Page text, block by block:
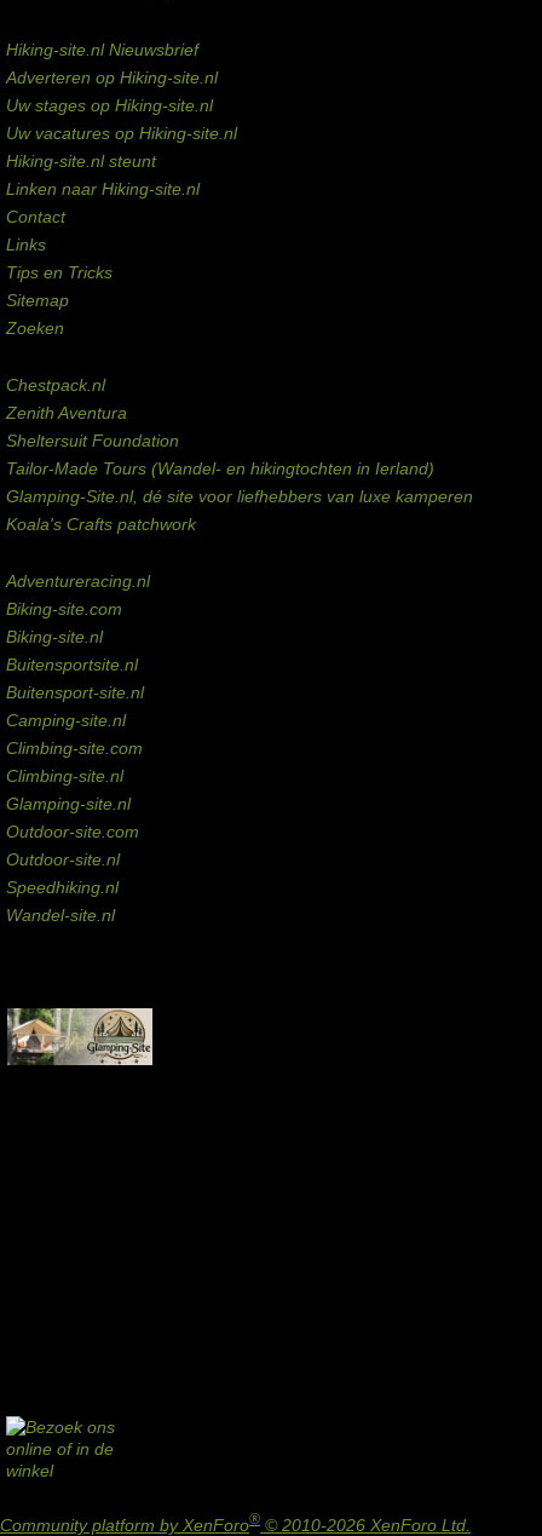
Hiking-site.nl Nieuwsbrief
Adverteren op Hiking-site.nl
Uw stages op Hiking-site.nl
Uw vacatures op Hiking-site.nl
Hiking-site.nl steunt
Linken naar Hiking-site.nl
Contact
Links
Tips en Tricks
Sitemap
Zoeken
Chestpack.nl
Zenith Aventura
Sheltersuit Foundation
Tailor-Made Tours (Wandel- en hikingtochten in Ierland)
Glamping-Site.nl, dé site voor liefhebbers van luxe kamperen
Koala's Crafts patchwork
Adventureracing.nl
Biking-site.com
Biking-site.nl
Buitensportsite.nl
Buitensport-site.nl
Camping-site.nl
Climbing-site.com
Climbing-site.nl
Glamping-site.nl
Outdoor-site.com
Outdoor-site.nl
Speedhiking.nl
Wandel-site.nl
Community platform by XenForo® © 2010-2026 XenForo Ltd.